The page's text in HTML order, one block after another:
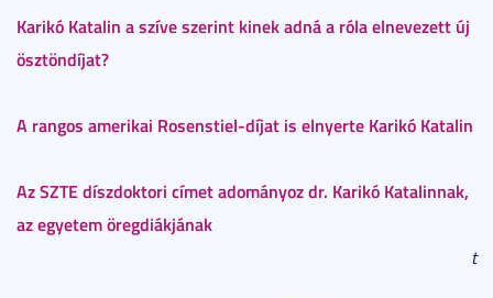
Karikó Katalin a szíve szerint kinek adná a róla elnevezett új
ösztöndíjat?
A rangos amerikai Rosenstiel-díjat is elnyerte Karikó Katalin
Az SZTE díszdoktori címet adományoz dr. Karikó Katalinnak,
az egyetem öregdiákjának
t